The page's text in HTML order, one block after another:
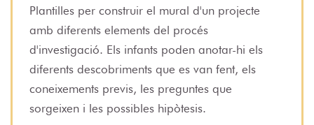
Plantilles per construir el mural d'un projecte
amb diferents elements del procés
d'investigació. Els infants poden anotar-hi els
diferents descobriments que es van fent, els
coneixements previs, les preguntes que
sorgeixen i les possibles hipòtesis.